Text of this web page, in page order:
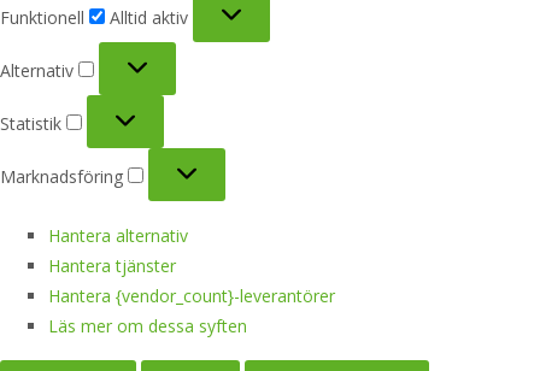
Funktionell
Alltid aktiv
Alternativ
Statistik
Marknadsföring
Hantera alternativ
Hantera tjänster
Hantera {vendor_count}-leverantörer
Läs mer om dessa syften